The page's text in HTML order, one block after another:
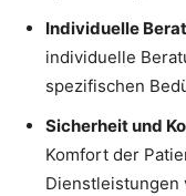
Individuelle
individuelle
spezifischen
Sicherheit und
Komfort der
Dienstleistungen